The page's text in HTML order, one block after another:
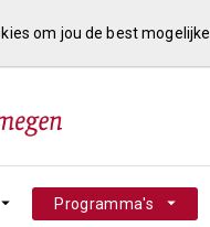
om jou de best
Programma's